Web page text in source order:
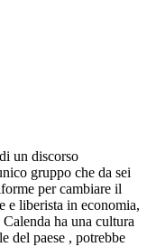
un discorso
gruppo che da sei
per cambiare il
e liberista in economia,
ha una cultura
del paese , potrebbe